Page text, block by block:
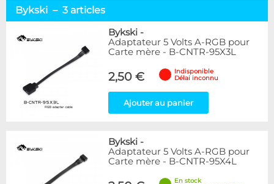
Alphacool
Bykski
3
EK Water Blocks
15
Lamptron
Phobya
Disponibilité / Promotions
Articles en promotions
Appliquer
Bykski – 3 articles
Bykski -
Adaptateur 5 Volts A-RGB pour
Carte mère - B-CNTR-95X3L
2,50 €
Indisponible
Délai inconnu
Ajouter au panier
Bykski -
Adaptateur 5 Volts A-RGB pour
Carte mère - B-CNTR-95X4L
En stock